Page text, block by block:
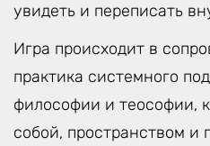
увидеть и переписать
Игра происходит в
практика системного
философии и теософии,
собой, пространством и